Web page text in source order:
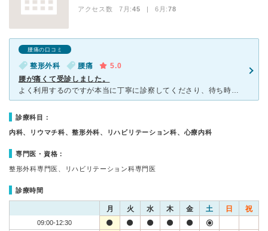
アクセス数 7月:45 | 6月:78
腰痛の口コミ
整形外科 腰痛
5.0
腰が痛くて受診しました。
よく利用するのですが本当に丁寧に診察してくださり、待ち時間もなくありがたいです。道路沿いなので駐車場から出る際が少し難しいですが、台数は多めに取ってあるのでいつもすっととめることができます。たたみのス
診療科目：
内科、リウマチ科、整形外科、リハビリテーション科、心療内科
専門医・資格：
整形外科専門医、リハビリテーション科専門医
診療時間
月 火 水 木 金 土 日 祝
09:00-12:30